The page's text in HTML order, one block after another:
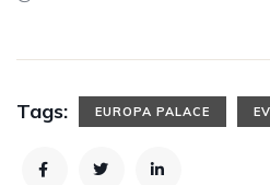
Tags: EUROPA PALACE